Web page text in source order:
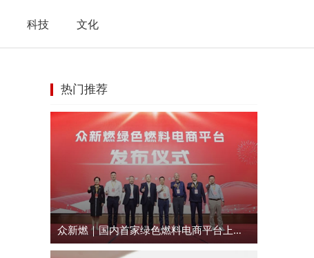
科技 文化
热门推荐
众新燃｜国内首家绿色燃料电商平台上线运行